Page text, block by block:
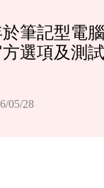
於筆記型電
選項及測
05/28